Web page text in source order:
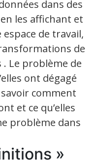
dans des
les affichant et
de travail,
de
. Le problème de
ont dégagé
comment
et ce qu’elles
problème dans
»